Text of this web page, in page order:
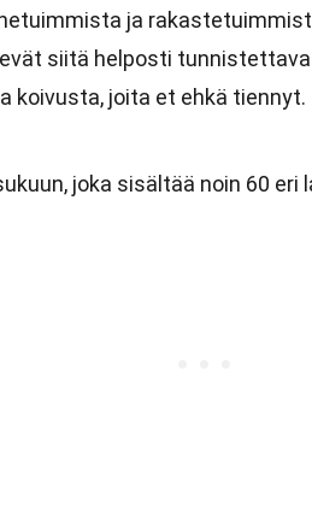
ja
siitä helposti
koivusta, joita et ehkä tiennyt.
joka sisältää noin 60 eri